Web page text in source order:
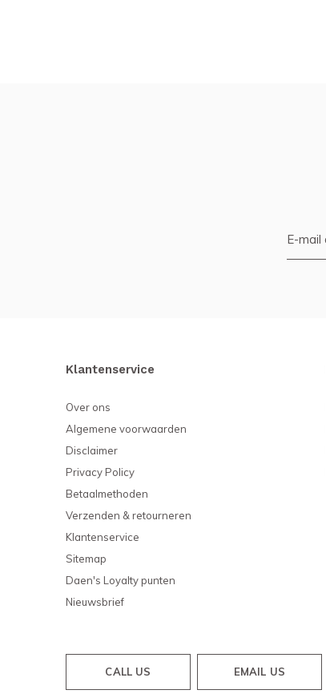
Klantenservice
Over ons
Algemene voorwaarden
Disclaimer
Privacy Policy
Betaalmethoden
Verzenden & retourneren
Klantenservice
Sitemap
Daen's Loyalty punten
Nieuwsbrief
CALL US EMAIL US